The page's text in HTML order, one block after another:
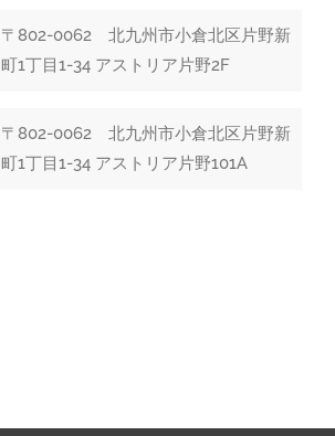
〒802-0062 北九州市小倉北区片野新
町1丁目1-34 アストリア片野2F
〒802-0062 北九州市小倉北区片野新
町1丁目1-34 アストリア片野101A